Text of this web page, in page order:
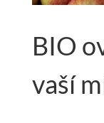
BIO
vaší